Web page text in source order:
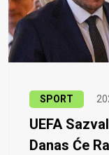
SPORT
UEFA
Danas Će